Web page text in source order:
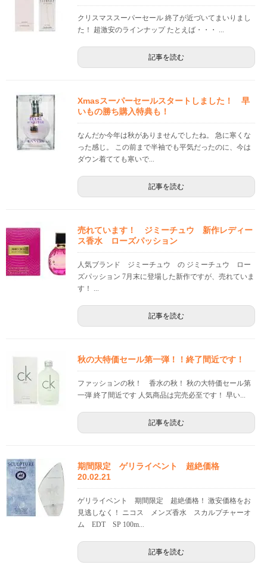
クリスマススーパーセール 終了が近づいてまいりまし
た！ 超激安のラインナップ たとえば・・・ ...
記事を読む
Xmasスーパーセールスタートしました！ 早
いもの勝ち購入特典も！
なんだか今年は秋がありませんでしたね。 急に寒くな
った感じ。 この前まで半袖でも平気だったのに、今は
ダウン着てても寒いで...
記事を読む
売れています！ ジミーチュウ 新作レディー
ス香水 ローズパッション
人気ブランド ジミーチュウ の ジミーチュウ ロー
ズパッション 7月末に登場した新作ですが、売れていま
す！ ...
記事を読む
秋の大特価セール第一弾！！終了間近です！
ファッションの秋！ 香水の秋！ 秋の大特価セール第
一弾 終了間近です 人気商品は完売必至です！ 早い...
記事を読む
期間限定 ゲリライベント 超絶価格
20.02.21
ゲリライベント 期間限定 超絶価格！ 激安価格をお
見逃しなく！ ニコス メンズ香水 スカルプチャーオ
ム EDT SP 100m...
記事を読む